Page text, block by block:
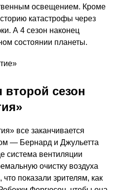
освещением. Кроме
катастрофы через
А 4 сезон наконец
состоянии планеты.
второй сезон
все заканчивается
— Бернард и Джульетта
система вентиляции
очистку воздуха
показали зрителям, как